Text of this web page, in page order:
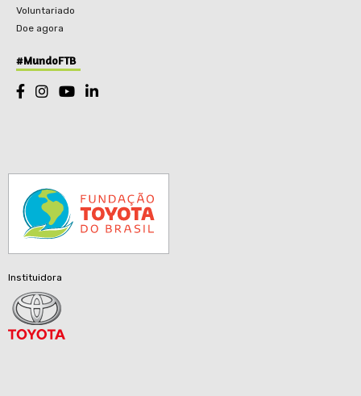
Voluntariado
Doe agora
#MundoFTB
Instituidora